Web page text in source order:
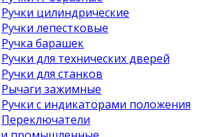
Ручки цилиндрические
Ручки лепестковые
Ручка барашек
Ручки для технических дверей
Ручки для станков
Рычаги зажимные
Ручки с индикаторами положения
Переключатели